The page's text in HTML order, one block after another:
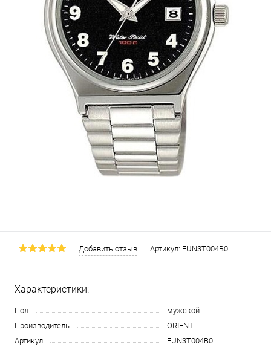
Добавить отзыв Артикул: FUN3T004B0
Характеристики:
Пол
мужской
Производитель
ORIENT
Артикул
FUN3T004B0